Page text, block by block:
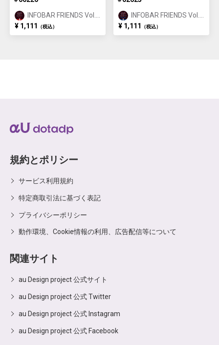
INFOBAR FRIENDS Vol.1
NISHIKIGOI ①
¥ 1,111 （税込）
INFOBAR FRIENDS Vol.1
BUILDING ②
¥ 1,111 （税込）
規約とポリシー
サービス利用規約
特定商取引法に基づく表記
プライバシーポリシー
動作環境、Cookie情報の利用、広告配信等について
関連サイト
au Design project 公式サイト
au Design project 公式 Twitter
au Design project 公式 Instagram
au Design project 公式 Facebook